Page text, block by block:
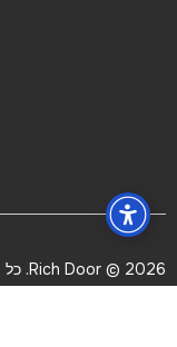
2026 © Rich Door. כל הזכויות שמורות.